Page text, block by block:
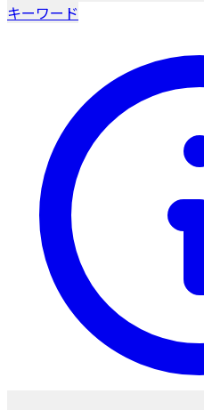
キーワード